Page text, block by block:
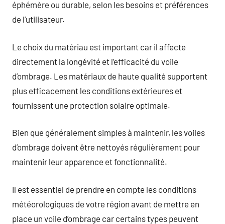
éphémère ou durable, selon les besoins et préférences
de l’utilisateur.
Le choix du matériau est important car il affecte
directement la longévité et l’efficacité du voile
d’ombrage. Les matériaux de haute qualité supportent
plus efficacement les conditions extérieures et
fournissent une protection solaire optimale.
Bien que généralement simples à maintenir, les voiles
d’ombrage doivent être nettoyés régulièrement pour
maintenir leur apparence et fonctionnalité.
Il est essentiel de prendre en compte les conditions
météorologiques de votre région avant de mettre en
place un voile d’ombrage car certains types peuvent